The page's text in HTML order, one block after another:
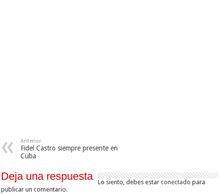
Anterior
Fidel Castro siempre presente en
Cuba
Deja una respuesta Lo siento, debes estarconectado para
publicar un comentario.